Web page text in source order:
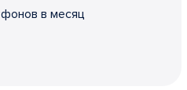
в месяц